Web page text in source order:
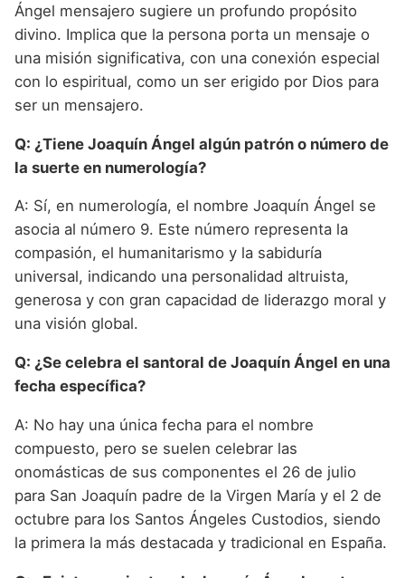
Ángel mensajero sugiere un profundo propósito
divino. Implica que la persona porta un mensaje o
una misión significativa, con una conexión especial
con lo espiritual, como un ser erigido por Dios para
ser un mensajero.
Q: ¿Tiene Joaquín Ángel algún patrón o número de
la suerte en numerología?
A: Sí, en numerología, el nombre Joaquín Ángel se
asocia al número 9. Este número representa la
compasión, el humanitarismo y la sabiduría
universal, indicando una personalidad altruista,
generosa y con gran capacidad de liderazgo moral y
una visión global.
Q: ¿Se celebra el santoral de Joaquín Ángel en una
fecha específica?
A: No hay una única fecha para el nombre
compuesto, pero se suelen celebrar las
onomásticas de sus componentes el 26 de julio
para San Joaquín padre de la Virgen María y el 2 de
octubre para los Santos Ángeles Custodios, siendo
la primera la más destacada y tradicional en España.